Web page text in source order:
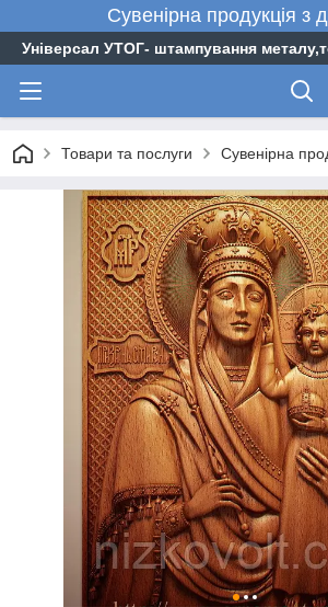
Сувенірна продукція з
Універсал УТОГ- штампування
Товари та послуги Сувенірна